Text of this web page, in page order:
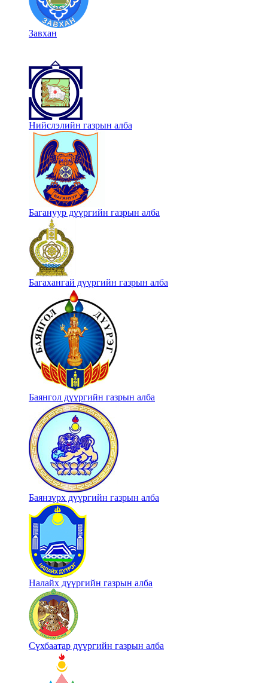
Завхан
Нийслэлийн газрын алба
Багануур дүүргийн газрын алба
Багахангай дүүргийн газрын алба
Баянгол дүүргийн газрын алба
Баянзүрх дүүргийн газрын алба
Налайх дүүргийн газрын алба
Сүхбаатар дүүргийн газрын алба